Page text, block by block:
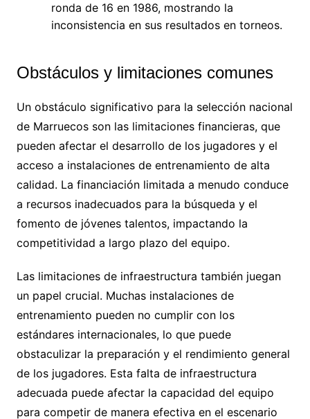
ronda de 16 en 1986, mostrando la
inconsistencia en sus resultados en torneos.
Obstáculos y limitaciones comunes
Un obstáculo significativo para la selección nacional
de Marruecos son las limitaciones financieras, que
pueden afectar el desarrollo de los jugadores y el
acceso a instalaciones de entrenamiento de alta
calidad. La financiación limitada a menudo conduce
a recursos inadecuados para la búsqueda y el
fomento de jóvenes talentos, impactando la
competitividad a largo plazo del equipo.
Las limitaciones de infraestructura también juegan
un papel crucial. Muchas instalaciones de
entrenamiento pueden no cumplir con los
estándares internacionales, lo que puede
obstaculizar la preparación y el rendimiento general
de los jugadores. Esta falta de infraestructura
adecuada puede afectar la capacidad del equipo
para competir de manera efectiva en el escenario